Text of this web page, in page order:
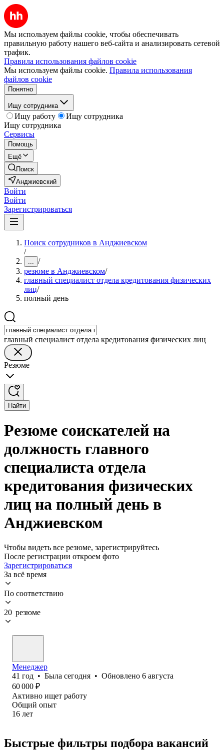
Мы используем файлы cookie, чтобы обеспечивать
правильную работу нашего веб-сайта и анализировать сетевой
трафик.
Правила использования файлов cookie
Мы используем файлы cookie. Правила использования
файлов cookie
Понятно
Ищу сотрудника
Ищу работу
Ищу сотрудника
Ищу сотрудника
Сервисы
Помощь
Ещё
Поиск
Анджиевский
Войти
Войти
Зарегистрироваться
Поиск сотрудников в Анджиевском
/
... /
резюме в Анджиевском/
главный специалист отдела кредитования физических
лиц/
полный день
главный специалист отдела кредитования физических лиц
Резюме
Найти
Резюме соискателей на
должность главного
специалиста отдела
кредитования физических
лиц на полный день в
Анджиевском
Чтобы видеть все резюме, зарегистрируйтесь
После регистрации откроем фото
Зарегистрироваться
За всё время
По соответствию
20 резюме
Менеджер
41 год • Была сегодня • Обновлено 6 августа
60 000 ₽
Активно ищет работу
Общий опыт
16 лет
Быстрые фильтры подбора вакансий